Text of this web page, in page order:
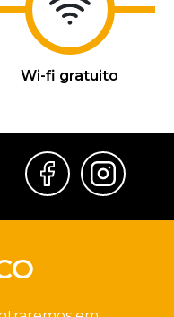
Wi-fi gratuito